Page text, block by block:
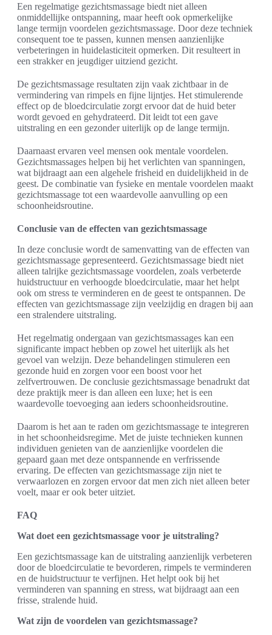
Een regelmatige gezichtsmassage biedt niet alleen
onmiddellijke ontspanning, maar heeft ook opmerkelijke
lange termijn voordelen gezichtsmassage. Door deze techniek
consequent toe te passen, kunnen mensen aanzienlijke
verbeteringen in huidelasticiteit opmerken. Dit resulteert in
een strakker en jeugdiger uitziend gezicht.
De gezichtsmassage resultaten zijn vaak zichtbaar in de
vermindering van rimpels en fijne lijntjes. Het stimulerende
effect op de bloedcirculatie zorgt ervoor dat de huid beter
wordt gevoed en gehydrateerd. Dit leidt tot een gave
uitstraling en een gezonder uiterlijk op de lange termijn.
Daarnaast ervaren veel mensen ook mentale voordelen.
Gezichtsmassages helpen bij het verlichten van spanningen,
wat bijdraagt aan een algehele frisheid en duidelijkheid in de
geest. De combinatie van fysieke en mentale voordelen maakt
gezichtsmassage tot een waardevolle aanvulling op een
schoonheidsroutine.
Conclusie van de effecten van gezichtsmassage
In deze conclusie wordt de samenvatting van de effecten van
gezichtsmassage gepresenteerd. Gezichtsmassage biedt niet
alleen talrijke gezichtsmassage voordelen, zoals verbeterde
huidstructuur en verhoogde bloedcirculatie, maar het helpt
ook om stress te verminderen en de geest te ontspannen. De
effecten van gezichtsmassage zijn veelzijdig en dragen bij aan
een stralendere uitstraling.
Het regelmatig ondergaan van gezichtsmassages kan een
significante impact hebben op zowel het uiterlijk als het
gevoel van welzijn. Deze behandelingen stimuleren een
gezonde huid en zorgen voor een boost voor het
zelfvertrouwen. De conclusie gezichtsmassage benadrukt dat
deze praktijk meer is dan alleen een luxe; het is een
waardevolle toevoeging aan ieders schoonheidsroutine.
Daarom is het aan te raden om gezichtsmassage te integreren
in het schoonheidsregime. Met de juiste technieken kunnen
individuen genieten van de aanzienlijke voordelen die
gepaard gaan met deze ontspannende en verfrissende
ervaring. De effecten van gezichtsmassage zijn niet te
verwaarlozen en zorgen ervoor dat men zich niet alleen beter
voelt, maar er ook beter uitziet.
FAQ
Wat doet een gezichtsmassage voor je uitstraling?
Een gezichtsmassage kan de uitstraling aanzienlijk verbeteren
door de bloedcirculatie te bevorderen, rimpels te verminderen
en de huidstructuur te verfijnen. Het helpt ook bij het
verminderen van spanning en stress, wat bijdraagt aan een
frisse, stralende huid.
Wat zijn de voordelen van gezichtsmassage?